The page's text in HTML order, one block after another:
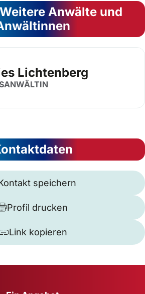
Anwälte und
Lichtenberg
speichern
Profil drucken
Link kopieren